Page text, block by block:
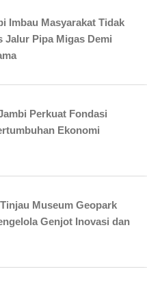
Imbau Masyarakat Tidak
Jalur Pipa Migas Demi
Perkuat Fondasi
Ekonomi
Museum Geopark
Genjot Inovasi dan